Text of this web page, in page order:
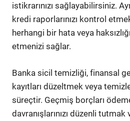
istikrarınızı sağlayabilirsiniz.
kredi raporlarınızı kontrol
herhangi bir hata veya
etmenizi sağlar.
Banka sicil temizliği, finansal
kayıtları düzeltmek veya
süreçtir. Geçmiş borçları
davranışlarınızı düzenli